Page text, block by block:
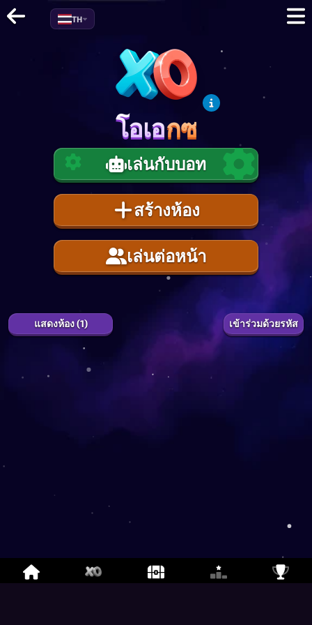
TH
โอเอกซ
โอเอกซ
เล่นกับบอท
สร้างห้อง
เล่นต่อหน้า
แสดงห้อง (1) เข้าร่วมด้วยรหัส